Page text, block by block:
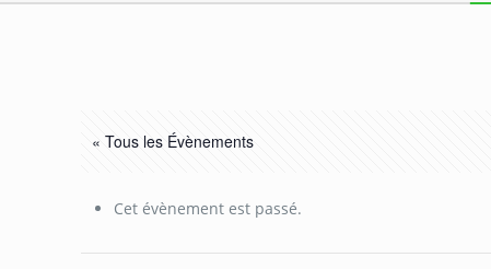
« Tous les Évènements
Cet évènement est passé.